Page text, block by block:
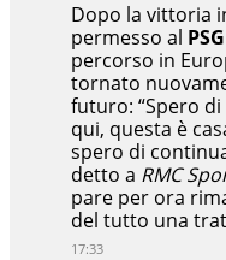
Dopo la vittoria
permesso al PSG
percorso in
tornato
futuro: “Spero
qui, questa è
spero di
detto a RMC
pare per ora
del tutto una
17:33